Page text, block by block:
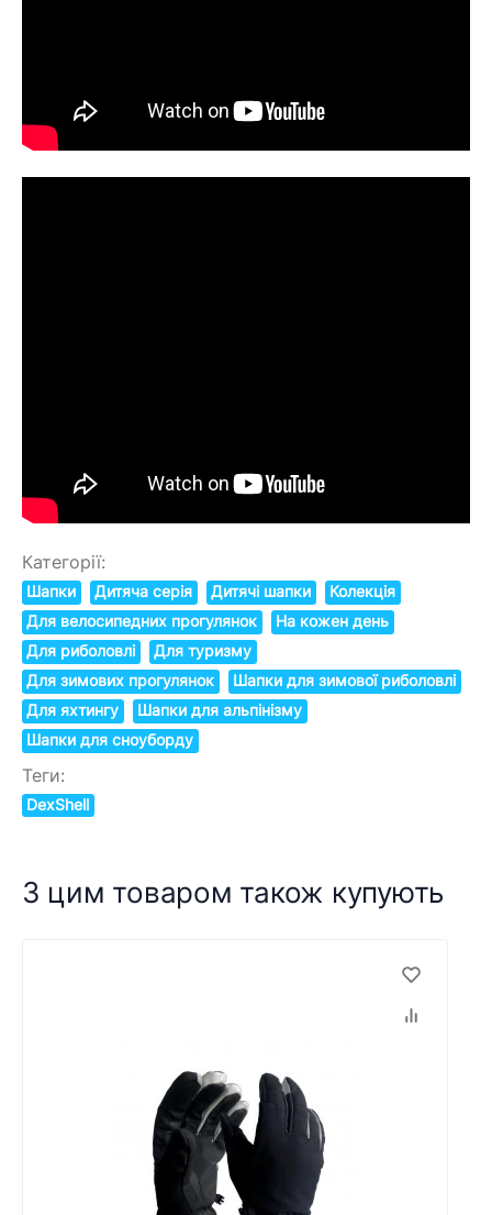
Категорії:
Шапки Дитяча серія Дитячі шапки
Колекція
Для велосипедних прогулянок
На кожен день
Для риболовлі
Для туризму
Для зимових прогулянок
Шапки для зимової риболовлі
Для яхтингу
Шапки для альпінізму
Шапки для сноуборду
Теги:
DexShell
З цим товаром також купують